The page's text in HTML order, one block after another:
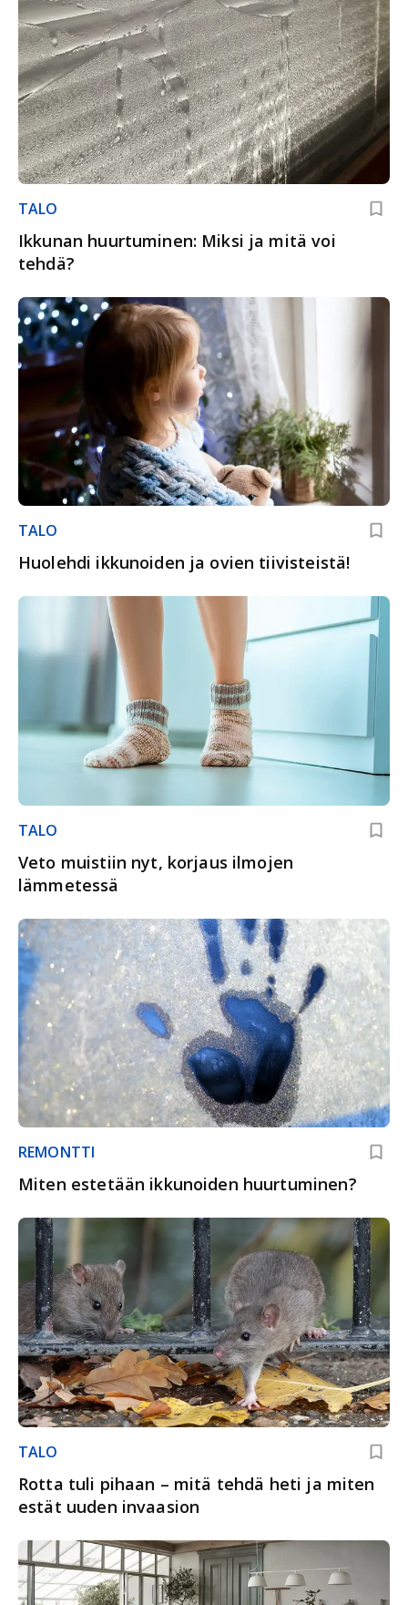
TALO
Ikkunan huurtuminen: Miksi ja mitä voi
tehdä?
TALO
Huolehdi ikkunoiden ja ovien tiivisteistä!
TALO
Veto muistiin nyt, korjaus ilmojen
lämmetessä
REMONTTI
Miten estetään ikkunoiden huurtuminen?
TALO
Rotta tuli pihaan – mitä tehdä heti ja miten
estät uuden invaasion